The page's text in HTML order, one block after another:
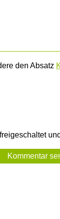
den Absatz